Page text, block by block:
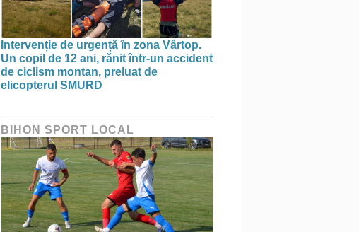
Intervenție de urgență în zona Vârtop.
Un copil de 12 ani, rănit într-un accident
de ciclism montan, preluat de
elicopterul SMURD
BIHON SPORT LOCAL